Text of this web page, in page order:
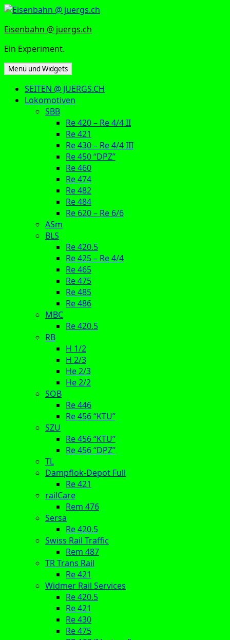
Zum
springen
Eisenbahn @ juergs.ch
Ein Experiment.
Menü und Widgets
SEITEN @ JUERGS.CH
Lokomotiven
SBB
Re 420 – Re 4/4 II
Re 421
Re 430 – Re 4/4 III
Re 450 “DPZ”
Re 460
Re 474
Re 482
Re 484
Re 620 – Re 6/6
ASm
BLS
Re 420.5
Re 425 – Re 4/4
Re 465
Re 475
Re 485
Re 486
MBC
Re 420.5
RB
H 1/2
H 2/3
He 2/3
He 2/2
SOB
Re 446
Re 456 “KTU”
SZU
Re 456 “KTU”
Re 456 “DPZ”
TL
Dampflok-Depot Full
Re 421
railCare
Rem 476
Sersa
Re 420.5
Swiss Rail Traffic
Rem 487
TR Trans Rail
Re 421
Widmer Rail Services
Re 420.5
Re 421
Re 430
Re 475